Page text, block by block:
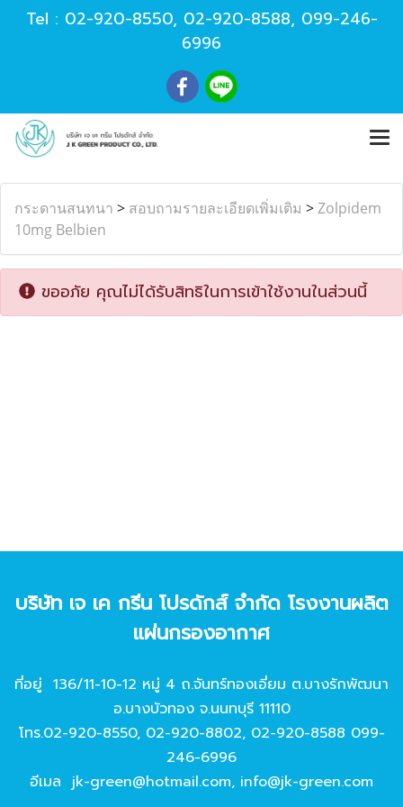
Tel : 02-920-8550, 02-920-8588, 099-246-
6996
กระดานสนทนา > สอบถามรายละเอียดเพิ่มเติม >Zolpidem
10mg Belbien
ขออภัย คุณไม่ได้รับสิทธิในการเข้าใช้งานในส่วนนี้
บริษัท เจ เค กรีน โปรดักส์ จํากัด โรงงานผลิต
แผ่นกรองอากาศ
ที่อยู่ 136/11-10-12 หมู่ 4 ถ.จันทร์ทองเอี่ยม ต.บางรักพัฒนา
อ.บางบัวทอง จ.นนทบุรี 11110
โทร.02-920-8550, 02-920-8802, 02-920-8588 099-
246-6996
อีเมล jk-green@hotmail.com, info@jk-green.com